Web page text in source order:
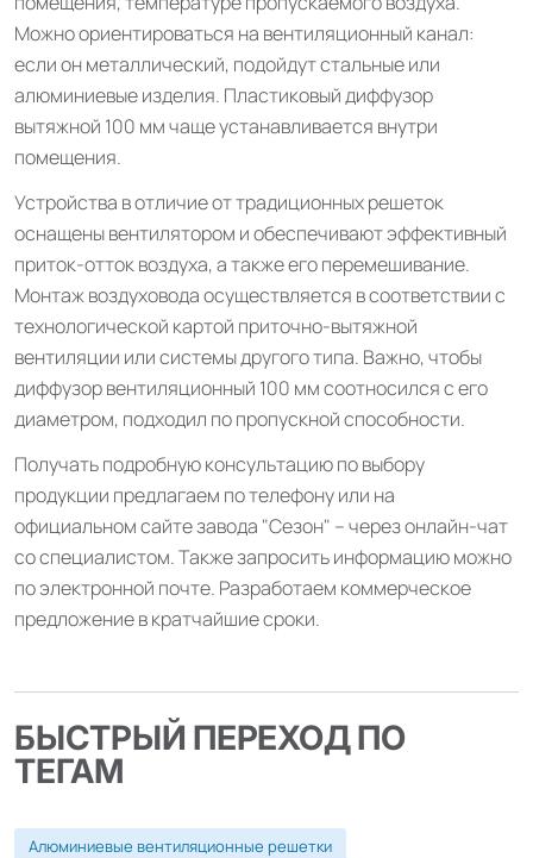
Можно ориентироваться на вентиляционный канал:
если он металлический, подойдут стальные или
алюминиевые изделия. Пластиковый диффузор
вытяжной 100 мм чаще устанавливается внутри
помещения.
Устройства в отличие от традиционных решеток
оснащены вентилятором и обеспечивают эффективный
приток-отток воздуха, а также его перемешивание.
Монтаж воздуховода осуществляется в соответствии с
технологической картой приточно-вытяжной
вентиляции или системы другого типа. Важно, чтобы
диффузор вентиляционный 100 мм соотносился с его
диаметром, подходил по пропускной способности.
Получать подробную консультацию по выбору
продукции предлагаем по телефону или на
официальном сайте завода "Сезон" – через онлайн-чат
со специалистом. Также запросить информацию можно
по электронной почте. Разработаем коммерческое
предложение в кратчайшие сроки.
БЫСТРЫЙ ПЕРЕХОД ПО
ТЕГАМ
Алюминиевые вентиляционные решетки